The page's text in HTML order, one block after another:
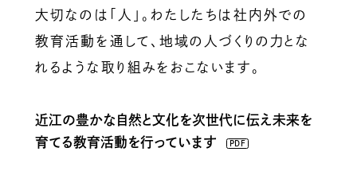
大切なのは「人」。わたしたちは社内外での
教育活動を通して、地域の人づくりの力とな
れるような取り組みをおこないます。
近江の豊かな⾃然と⽂化を次世代に伝え未来を
育てる教育活動を⾏っています
PDF